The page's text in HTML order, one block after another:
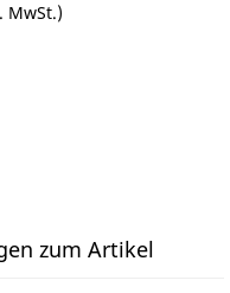
MwSt.)
zum Artikel